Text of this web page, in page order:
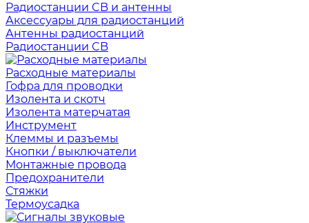
Радиостанции CB и антенны
Аксессуары для радиостанций
Антенны радиостанций
Радиостанции CB
Расходные материалы
Гофра для проводки
Изолента и скотч
Изолента матерчатая
Инструмент
Клеммы и разъемы
Кнопки / выключатели
Монтажные провода
Предохранители
Стяжки
Термоусадка